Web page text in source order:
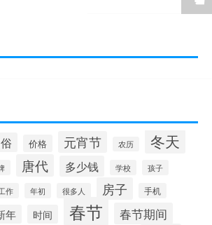
价格 元宵节 农历 冬天
唐代 多少钱 学校 孩子
作 年初 很多人 房子 手机
年 时间 春节 春节期间